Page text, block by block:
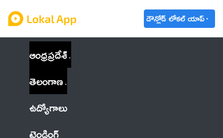
డౌన్లోడ్ లోకల్ యాప్
ఆంధ్రప్రదేశ్
తెలంగాణ
ఉద్యోగాలు
ట్రెండింగ్